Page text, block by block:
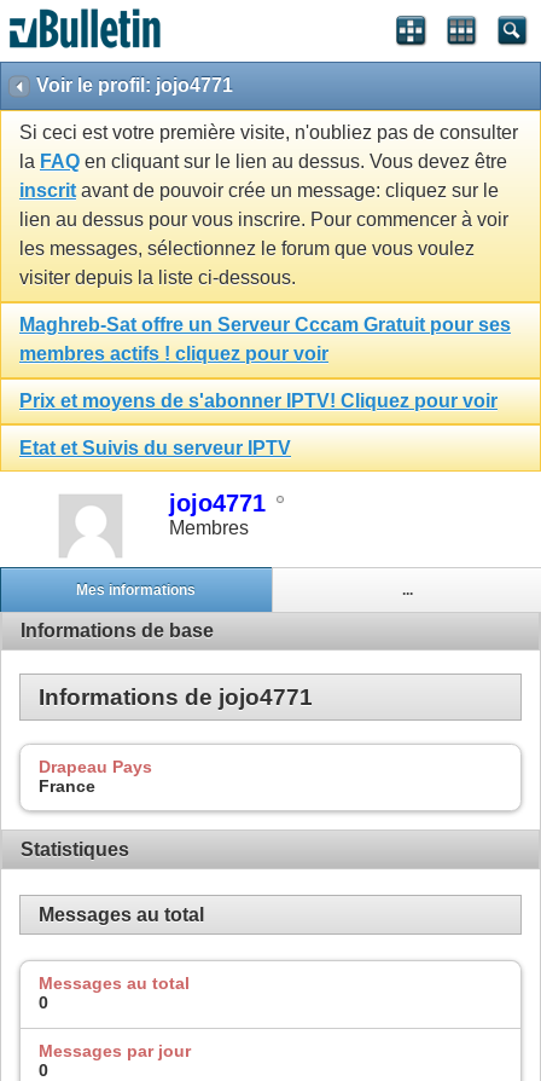
Voir le profil: jojo4771
Si ceci est votre première visite, n'oubliez pas de consulter
la FAQ en cliquant sur le lien au dessus. Vous devez être
inscrit avant de pouvoir crée un message: cliquez sur le
lien au dessus pour vous inscrire. Pour commencer à voir
les messages, sélectionnez le forum que vous voulez
visiter depuis la liste ci-dessous.
Maghreb-Sat offre un Serveur Cccam Gratuit pour ses
membres actifs ! cliquez pour voir
Prix et moyens de s'abonner IPTV! Cliquez pour voir
Etat et Suivis du serveur IPTV
jojo4771
Membres
Mes informations ...
Informations de base
Informations de jojo4771
Drapeau Pays
France
Statistiques
Messages au total
Messages au total
0
Messages par jour
0